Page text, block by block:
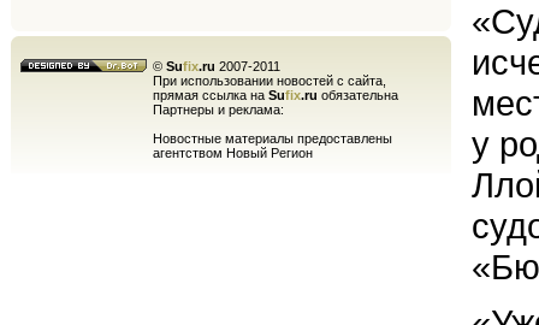
© Sufix.ru 2007-2011
При использовании новостей с сайта,
прямая ссылка на Sufix.ru обязательна
Партнеры и реклама:
Новостные материалы предоставлены
агентством Новый Регион
у